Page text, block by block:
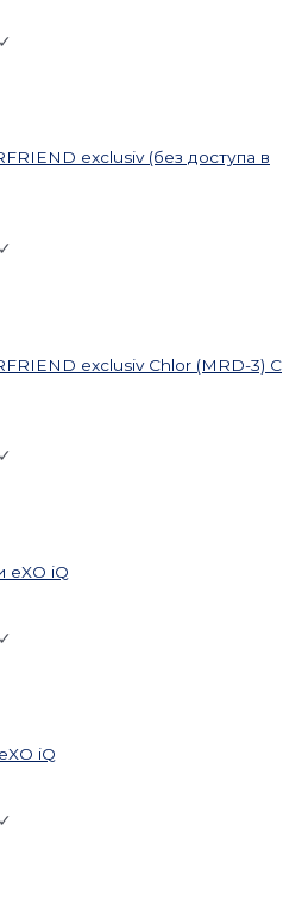
exclusiv (без доступа в
exclusiv Chlor (MRD-3) С
eXO iQ
iQ